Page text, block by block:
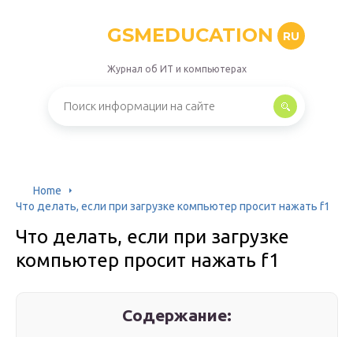
GSMEDUCATION RU
Журнал об ИТ и компьютерах
Home
Что делать, если при загрузке компьютер просит нажать f1
Что делать, если при загрузке
компьютер просит нажать f1
Содержание: